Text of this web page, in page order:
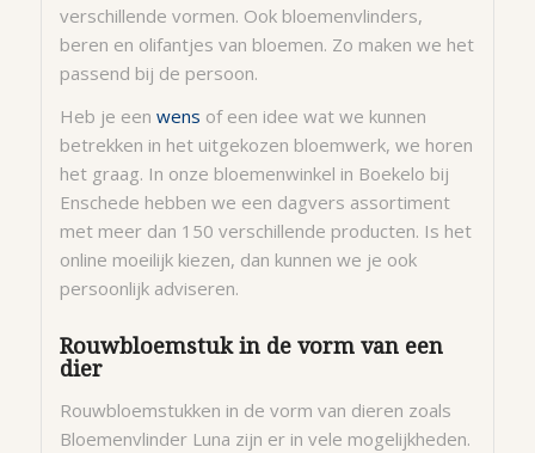
verschillende vormen. Ook bloemenvlinders,
beren en olifantjes van bloemen. Zo maken we het
passend bij de persoon.
Heb je een wens of een idee wat we kunnen
betrekken in het uitgekozen bloemwerk, we horen
het graag. In onze bloemenwinkel in Boekelo bij
Enschede hebben we een dagvers assortiment
met meer dan 150 verschillende producten. Is het
online moeilijk kiezen, dan kunnen we je ook
persoonlijk adviseren.
Rouwbloemstuk in de vorm van een
dier
Rouwbloemstukken in de vorm van dieren zoals
Bloemenvlinder Luna zijn er in vele mogelijkheden.